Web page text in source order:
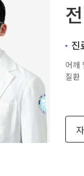
진
어깨
질환